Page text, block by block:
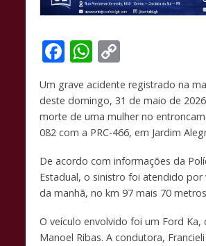
F
e
b
o
o
k
W
h
at
s
A
p
p
C
p
y
Li
n
k
Um grave acidente registrado na
deste domingo, 31 de maio de
morte de uma mulher no
082 com a PRC-466, em Jardim
De acordo com informações da
Estadual, o sinistro foi atendido por
da manhã, no km 97 mais 70
O veículo envolvido foi um Ford Ka,
Manoel Ribas. A condutora,